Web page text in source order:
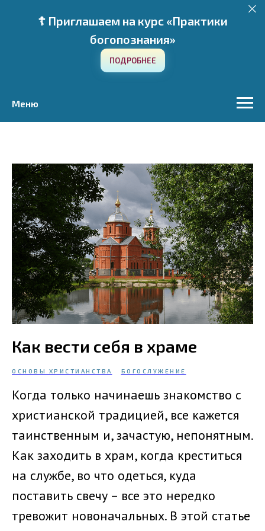
☦️ Приглашаем на курс «Практики
богопознания»
ПОДРОБНЕЕ
Меню
Как вести себя в храме
ОСНОВЫ ХРИСТИАНСТВА БОГОСЛУЖЕНИЕ
Когда только начинаешь знакомство с
христианской традицией, все кажется
таинственным и, зачастую, непонятным.
Как заходить в храм, когда креститься
на службе, во что одеться, куда
поставить свечу – все это нередко
тревожит новоначальных. В этой статье